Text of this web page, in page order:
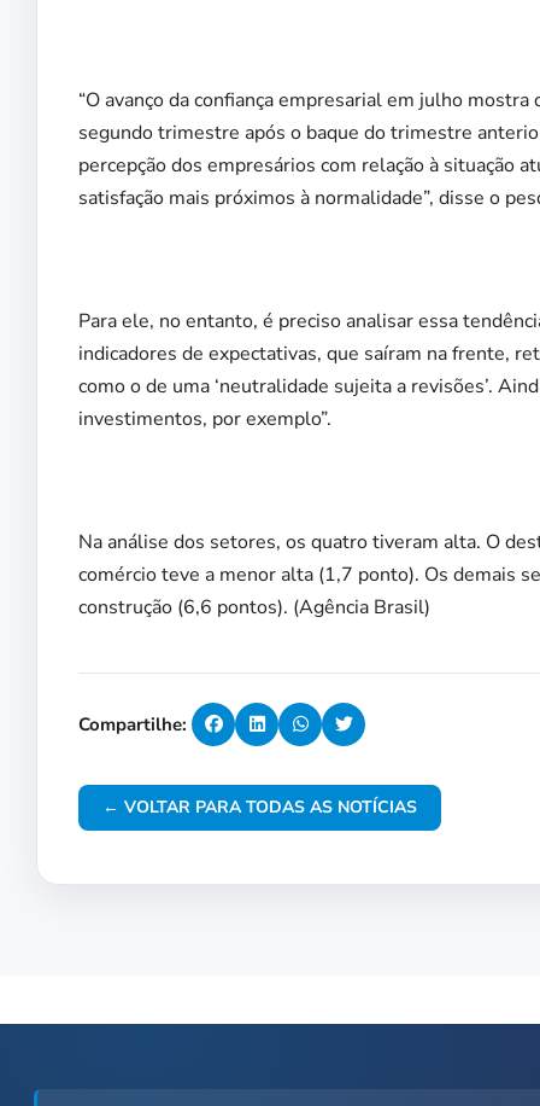
“O avanço da confiança empresarial em julho
segundo trimestre após o baque do trimestre
percepção dos empresários com relação à situação
satisfação mais próximos à normalidade”, disse o
Para ele, no entanto, é preciso analisar essa
indicadores de expectativas, que saíram na frente,
como o de uma ‘neutralidade sujeita a revisões’.
investimentos, por exemplo”.
Na análise dos setores, os quatro tiveram alta. O
comércio teve a menor alta (1,7 ponto). Os demais
construção (6,6 pontos). (Agência Brasil)
Compartilhe:
← VOLTAR PARA TODAS AS NOTÍCIAS